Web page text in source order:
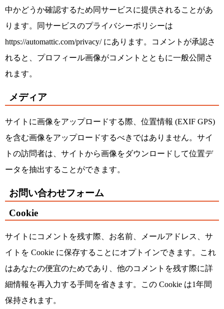
中かどうか確認するため同サービスに提供されることがあ
ります。同サービスのプライバシーポリシーは
https://automattic.com/privacy/ にあります。コメントが承認さ
れると、プロフィール画像がコメントとともに一般公開さ
れます。
メディア
サイトに画像をアップロードする際、位置情報 (EXIF GPS)
を含む画像をアップロードするべきではありません。サイ
トの訪問者は、サイトから画像をダウンロードして位置デ
ータを抽出することができます。
お問い合わせフォーム
Cookie
サイトにコメントを残す際、お名前、メールアドレス、サ
イトを Cookie に保存することにオプトインできます。これ
はあなたの便宜のためであり、他のコメントを残す際に詳
細情報を再入力する手間を省きます。この Cookie は1年間
保持されます。